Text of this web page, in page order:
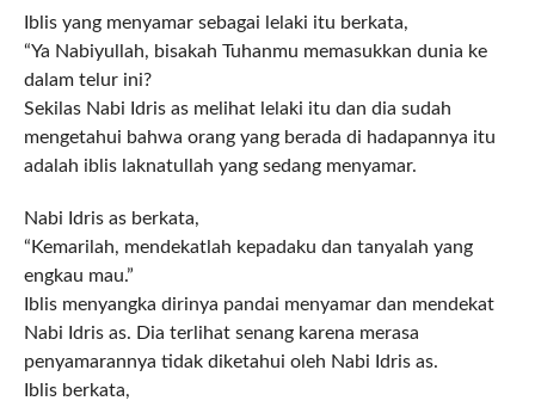
Iblis yang menyamar sebagai lelaki itu berkata,
“Ya Nabiyullah, bisakah Tuhanmu memasukkan dunia ke
dalam telur ini?
Sekilas Nabi Idris as melihat lelaki itu dan dia sudah
mengetahui bahwa orang yang berada di hadapannya itu
adalah iblis laknatullah yang sedang menyamar.
Nabi Idris as berkata,
“Kemarilah, mendekatlah kepadaku dan tanyalah yang
engkau mau.”
Iblis menyangka dirinya pandai menyamar dan mendekat
Nabi Idris as. Dia terlihat senang karena merasa
penyamarannya tidak diketahui oleh Nabi Idris as.
Iblis berkata,